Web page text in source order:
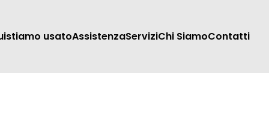
usatoAssistenzaServiziChi SiamoContatti